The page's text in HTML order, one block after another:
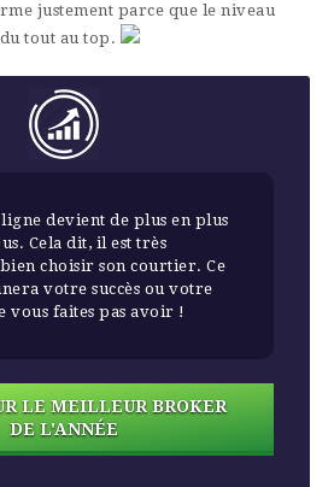
justement parce que le niveau
tout au top.
devient de plus en plus
Cela dit, il est très
choisir son courtier. Ce
votre succès ou votre
vous faites pas avoir !
LE MEILLEUR BROKER
DE L'ANNÉE